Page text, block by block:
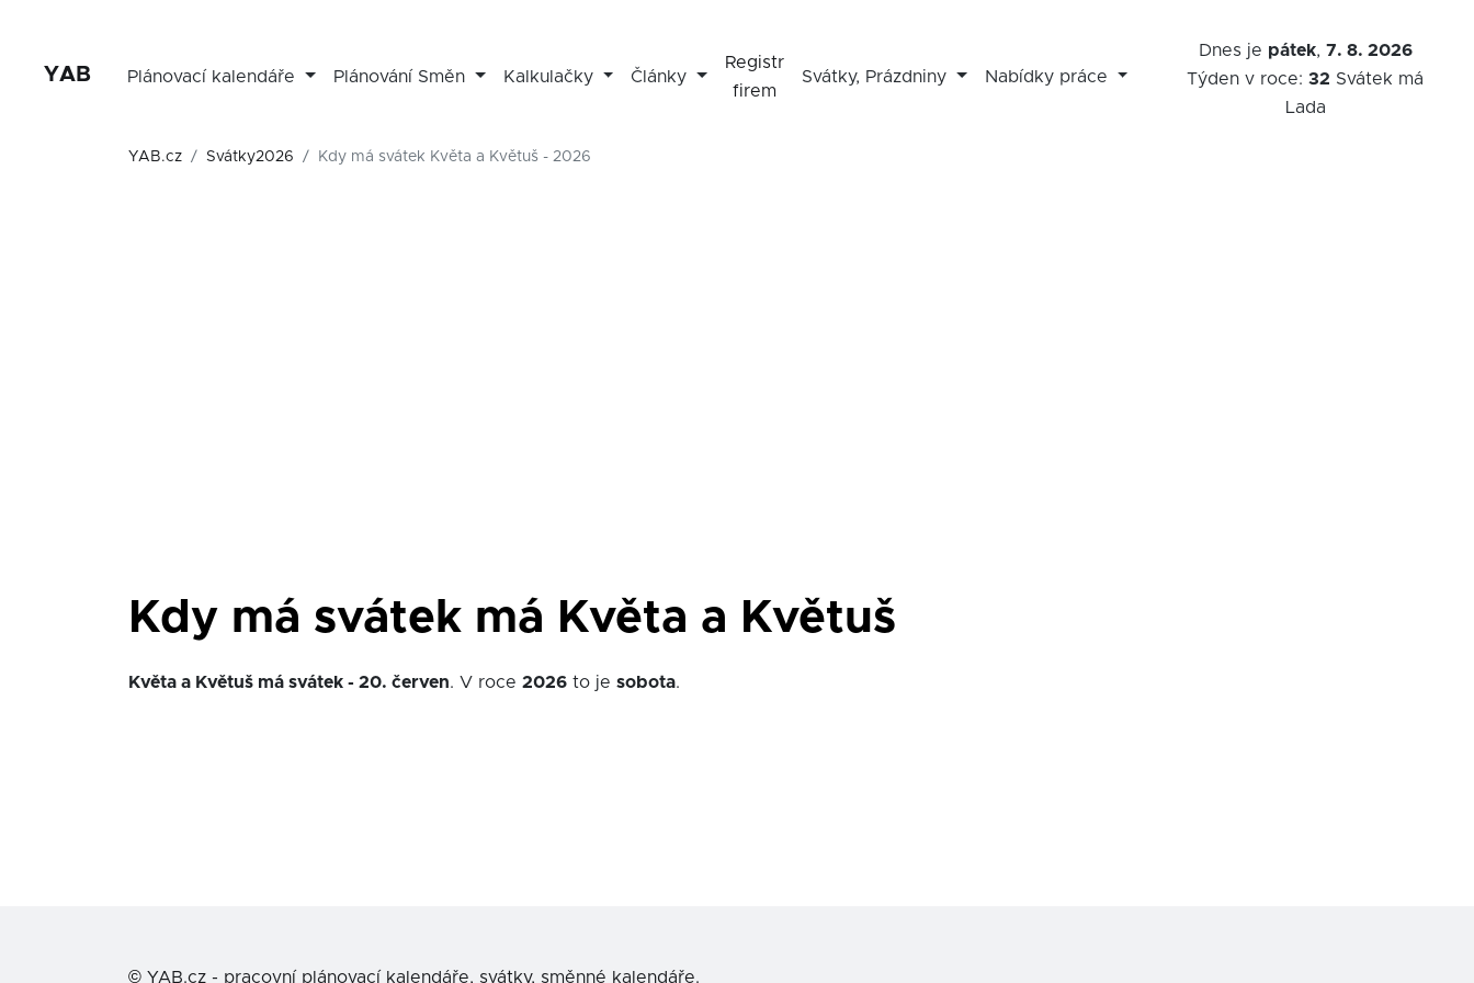
YAB Plánovací kalendáře Plánování Směn Kalkulačky Články
Registr
firem
Svátky, Prázdniny Nabídky práce
Dnes je pátek, 7. 8. 2026
Týden v roce:32 Svátek má
Lada
YAB.cz Svátky2026 Kdy má svátek Květa a Květuš - 2026
Kdy má svátek má Květa a Květuš
Květa a Květuš má svátek - 20. červen. V roce 2026 to je sobota.
© YAB.cz - pracovní plánovací kalendáře, svátky, směnné kalendáře.